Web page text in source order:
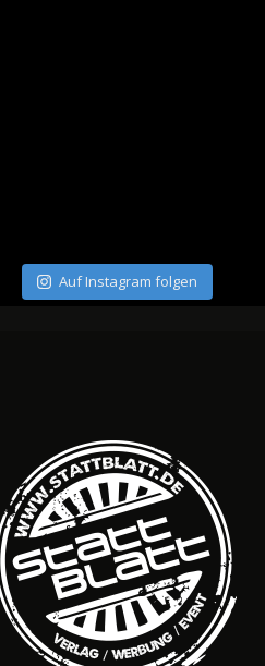
Auf Instagram folgen